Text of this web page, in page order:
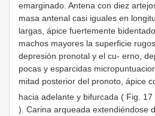
emarginado. Antena con diez
masa antenal casi iguales en
largas, ápice fuertemente
machos mayores la superficie
depresión pronotal y el cu- erno,
pocas y esparcidas
mitad posterior del pronoto, ápice
hacia adelante y bifurcada ( Fig. 17
). Carina arqueada extendiéndose